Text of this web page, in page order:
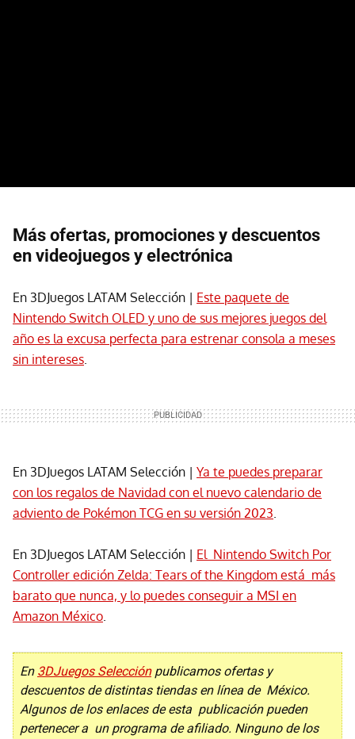
Más ofertas, promociones y descuentos
en videojuegos y electrónica
En 3DJuegos LATAM Selección | Este paquete de
Nintendo Switch OLED y uno de sus mejores juegos del
año es la excusa perfecta para estrenar consola a meses
sin intereses.
En 3DJuegos LATAM Selección | Ya te puedes preparar
con los regalos de Navidad con el nuevo calendario de
adviento de Pokémon TCG en su versión 2023.
En 3DJuegos LATAM Selección | El Nintendo Switch Por
Controller edición Zelda: Tears of the Kingdom está más
barato que nunca, y lo puedes conseguir a MSI en
Amazon México.
En 3DJuegos Selecciónpublicamos ofertas y
descuentos de distintas tiendas en línea de México.
Algunos de los enlaces de esta publicación pueden
pertenecer a un programa de afiliado. Ninguno de los